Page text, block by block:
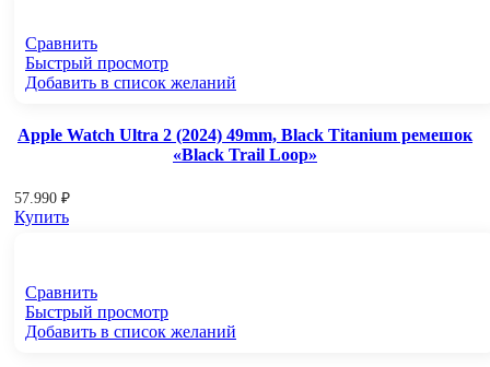
Сравнить
Быстрый просмотр
Добавить в список желаний
Apple Watch Ultra 2 (2024) 49mm, Black Titanium ремешок
«Black Trail Loop»
57.990 ₽
Купить
Сравнить
Быстрый просмотр
Добавить в список желаний